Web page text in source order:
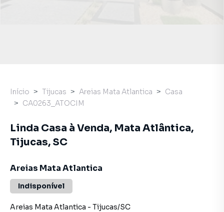
Início Tijucas Areias Mata Atlantica
Casa
CA0263_ATOCIM
Linda Casa à Venda, Mata Atlântica,
Tijucas, SC
Areias Mata Atlantica
Indisponível
Areias Mata Atlantica - Tijucas/SC